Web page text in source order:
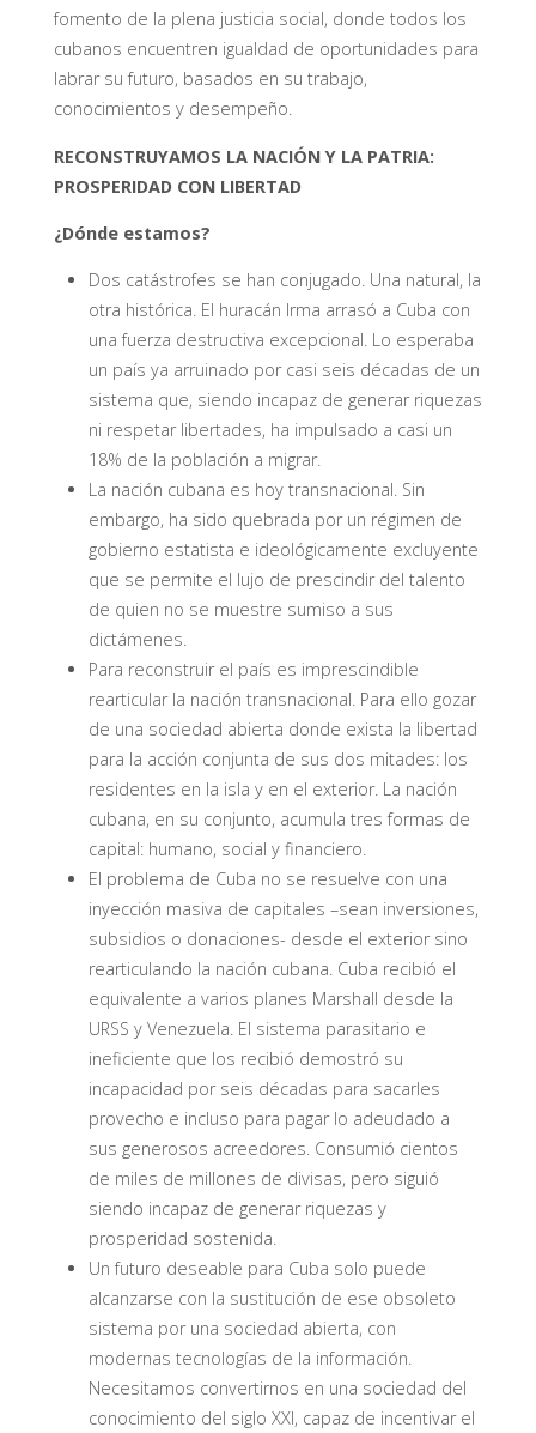
fomento de la plena justicia social, donde todos los
cubanos encuentren igualdad de oportunidades para
labrar su futuro, basados en su trabajo,
conocimientos y desempeño.
RECONSTRUYAMOS LA NACIÓN Y LA PATRIA:
PROSPERIDAD CON LIBERTAD
¿Dónde estamos?
Dos catástrofes se han conjugado. Una natural, la
otra histórica. El huracán Irma arrasó a Cuba con
una fuerza destructiva excepcional. Lo esperaba
un país ya arruinado por casi seis décadas de un
sistema que, siendo incapaz de generar riquezas
ni respetar libertades, ha impulsado a casi un
18% de la población a migrar.
La nación cubana es hoy transnacional. Sin
embargo, ha sido quebrada por un régimen de
gobierno estatista e ideológicamente excluyente
que se permite el lujo de prescindir del talento
de quien no se muestre sumiso a sus
dictámenes.
Para reconstruir el país es imprescindible
rearticular la nación transnacional. Para ello gozar
de una sociedad abierta donde exista la libertad
para la acción conjunta de sus dos mitades: los
residentes en la isla y en el exterior. La nación
cubana, en su conjunto, acumula tres formas de
capital: humano, social y financiero.
El problema de Cuba no se resuelve con una
inyección masiva de capitales –sean inversiones,
subsidios o donaciones- desde el exterior sino
rearticulando la nación cubana. Cuba recibió el
equivalente a varios planes Marshall desde la
URSS y Venezuela. El sistema parasitario e
ineficiente que los recibió demostró su
incapacidad por seis décadas para sacarles
provecho e incluso para pagar lo adeudado a
sus generosos acreedores. Consumió cientos
de miles de millones de divisas, pero siguió
siendo incapaz de generar riquezas y
prosperidad sostenida.
Un futuro deseable para Cuba solo puede
alcanzarse con la sustitución de ese obsoleto
sistema por una sociedad abierta, con
modernas tecnologías de la información.
Necesitamos convertirnos en una sociedad del
conocimiento del siglo XXI, capaz de incentivar el